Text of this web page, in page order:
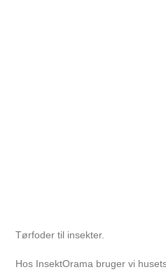
Tørfoder til insekter.
Hos InsektOrama bruger vi